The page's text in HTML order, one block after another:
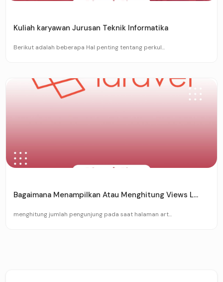
Kuliah karyawan Jurusan Teknik Informatika
Berikut adalah beberapa Hal penting tentang perkul...
Bagaimana Menampilkan Atau Menghitung Views L...
menghitung jumlah pengunjung pada saat halaman art...